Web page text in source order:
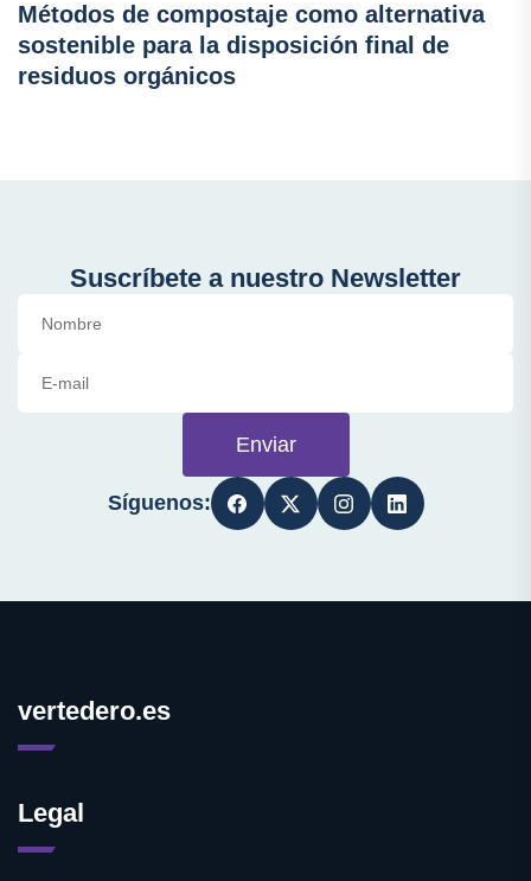
Métodos de compostaje como alternativa
sostenible para la disposición final de
residuos orgánicos
Suscríbete a nuestro Newsletter
Enviar
Síguenos:
vertedero.es
Legal